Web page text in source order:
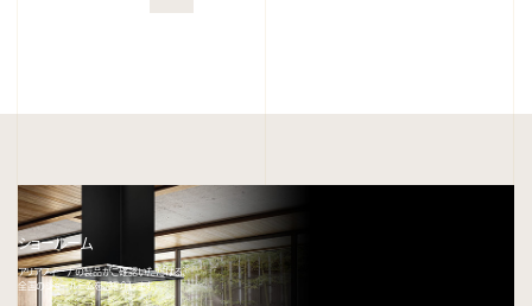
ショールーム
アリアフィーナの製品がご確認いただける、
全国のショールームをご紹介します。